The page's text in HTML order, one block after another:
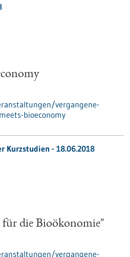
vergangene-
bioeconomy
Kurzstudien - 18.06.2018
für die Bioökonomie"
vergangene-